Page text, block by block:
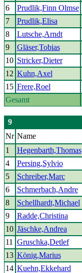
6
Prudlik,Finn Olmse
7
Prudlik,Elisa
8
Lutsche,Arndt
9
Gläser,Tobias
10 Stricker,Dieter
12 Kuhn,Axel
15 Frere,Roel
Gesamt
9
Nr Name
1
Hegenbarth,Thomas
4
Persing,Sylvio
5
Schreiber,Marc
6
Schmerbach,Andre
8
Schellhardt,Michael
9
Radde,Christina
10 Jäschke,Andrea
11
Gruschka,Detlef
13 König,Marius
14 Kuehn,Ekkehard